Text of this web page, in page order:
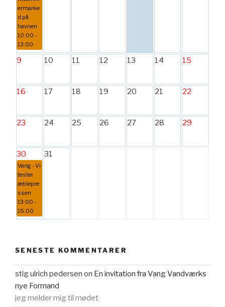
ermarke
d på
havnen
10:00 -
13:00
9 10 11 12 13 14 15
16 17 18 19 20 21 22
23 24 25 26 27 28 29
30
Vang - Vi
tester
æblepre
ssen
13:00 -
15:00
31
SENESTE KOMMENTARER
stig ulrich pedersen on En invitation fra Vang Vandværks
nye Formand
jeg melder mig til mødet